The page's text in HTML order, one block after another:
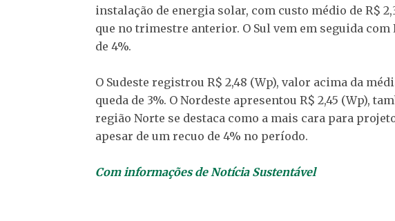
instalação de energia solar, com custo médio de R$
que no trimestre anterior. O Sul vem em seguida com
de 4%.
O Sudeste registrou R$ 2,48 (Wp), valor acima da
queda de 3%. O Nordeste apresentou R$ 2,45 (Wp),
região Norte se destaca como a mais cara para
apesar de um recuo de 4% no período.
Com informações de Notícia Sustentável